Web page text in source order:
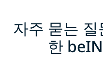
자주 묻는
한